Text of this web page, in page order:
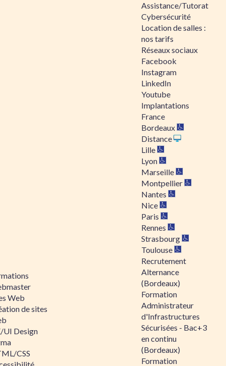
Web
de sites
UI Design
CSS
Assistance/Tutorat
Cybersécurité
Location de salles :
nos tarifs
Réseaux sociaux
Facebook
Instagram
LinkedIn
Youtube
Implantations
France
Bordeaux
Distance
Lille
Lyon
Marseille
Montpellier
Nantes
Nice
Paris
Rennes
Strasbourg
Toulouse
Recrutement
Alternance
(Bordeaux)
Formation
Administrateur
d'Infrastructures
Sécurisées - Bac+3
en continu
(Bordeaux)
Formation